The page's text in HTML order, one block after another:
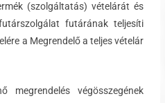
(szolgáltatás) vételárát és
futárának teljesíti
a Megrendelő a teljes vételár
végösszegének